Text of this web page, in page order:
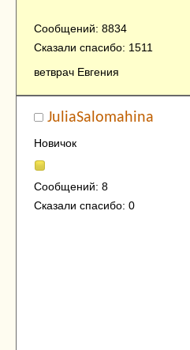
Сообщений: 8834
Сказали спасибо: 1511
ветврач Евгения
JuliaSalomahina
Новичок
Сообщений: 8
Сказали спасибо: 0